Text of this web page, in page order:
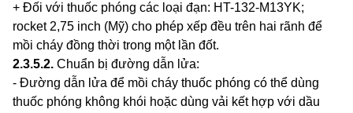
+ Đối với thuốc phóng các loại đạn: HT-132-M13YK;
rocket 2,75 inch (Mỹ) cho phép xếp đều trên hai rãnh để
mồi cháy đồng thời trong một lần đốt.
2.3.5.2. Chuẩn bị đường dẫn lửa:
- Đường dẫn lửa để mồi cháy thuốc phóng có thể dùng
thuốc phóng không khói hoặc dùng vải kết hợp với dầu